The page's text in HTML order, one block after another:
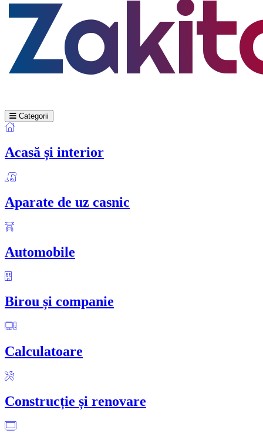
Categorii
Acasă și interior
Aparate de uz casnic
Automobile
Birou și companie
Calculatoare
Construcție și renovare